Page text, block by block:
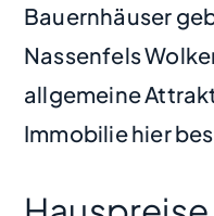
Bauernhäuser
Nassenfels
allgemeine
Immobilie hier